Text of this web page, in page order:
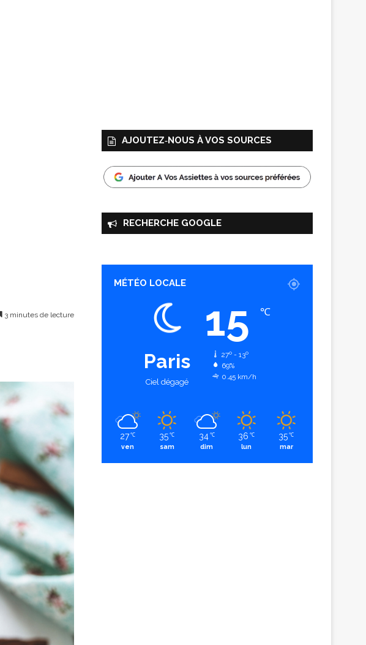
3 minutes de lecture
AJOUTEZ‑NOUS À VOS SOURCES
RECHERCHE GOOGLE
MÉTÉO LOCALE
Paris
Ciel dégagé
15 ℃
27º - 13º
69%
0.45 km/h
27 ℃
ven
35 ℃
sam
34 ℃
dim
36 ℃
lun
35 ℃
mar